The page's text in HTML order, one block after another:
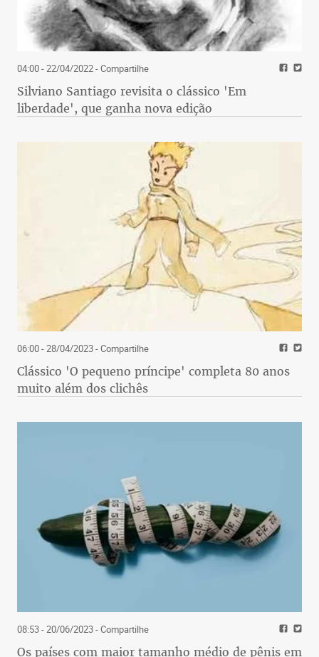
04:00 - 22/04/2022- Compartilhe
Silviano Santiago revisita o clássico 'Em
liberdade', que ganha nova edição
06:00 - 28/04/2023- Compartilhe
Clássico 'O pequeno príncipe' completa 80 anos
muito além dos clichês
08:53 - 20/06/2023- Compartilhe
Os países com maior tamanho médio de pênis em